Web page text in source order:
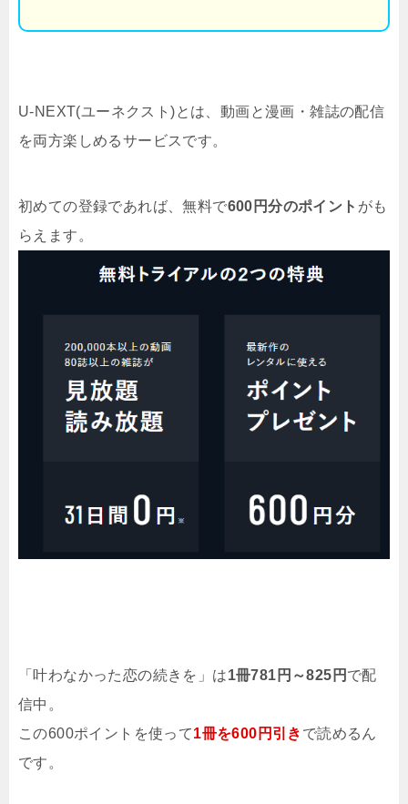
U-NEXT(ユーネクスト)とは、動画と漫画・雑誌の配信
を両方楽しめるサービスです。
初めての登録であれば、無料で600円分のポイント がも
らえます。
「叶わなかった恋の続きを」は1冊781円～825円 で配
信中。
この600ポイントを使って1冊を600円引き で読めるん
です。